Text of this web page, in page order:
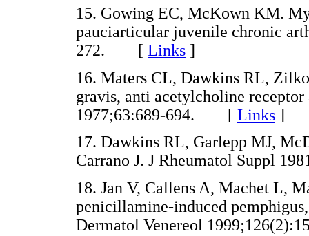
15. Gowing EC, McKown KM.
pauciarticular juvenile chronic
272. [ Links ]
16. Maters CL, Dawkins RL,
gravis, anti acetylcholine
1977;63:689-694. [ Links ]
17. Dawkins RL, Garlepp MJ,
Carrano J. J Rheumatol Suppl
18. Jan V, Callens A, Machet L,
penicillamine-induced
Dermatol Venereol